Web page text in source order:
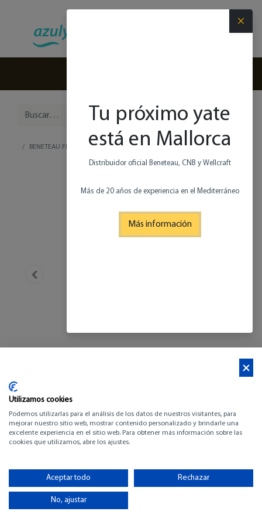
BENETEAU FLYER 10
BENETEAU FLYER 10
-
VER INVENTARIO (pdf)
×
Tu próximo yate
está en Mallorca
Distribuidor oficial Beneteau, CNB y Wellcraft
Más de 20 años de experiencia en el Mediterráneo
Más información
Utilizamos cookies
Podemos utilizarlas para el análisis de los datos de nuestros visitantes, para
mejorar nuestro sitio web, mostrar contenido personalizado y brindarle una
excelente experiencia en el sitio web. Para obtener más información sobre las
cookies que utilizamos, abre los ajustes.
Aceptar todo Rechazar
No, ajustar